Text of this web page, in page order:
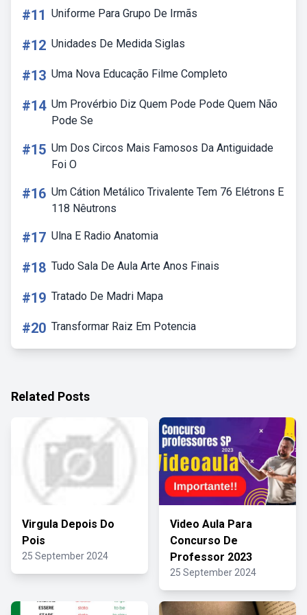
#11 Uniforme Para Grupo De Irmãs
#12 Unidades De Medida Siglas
#13 Uma Nova Educação Filme Completo
#14 Um Provérbio Diz Quem Pode Pode Quem Não
Pode Se
#15 Um Dos Circos Mais Famosos Da Antiguidade
Foi O
#16 Um Cátion Metálico Trivalente Tem 76 Elétrons E
118 Nêutrons
#17 Ulna E Radio Anatomia
#18 Tudo Sala De Aula Arte Anos Finais
#19 Tratado De Madri Mapa
#20 Transformar Raiz Em Potencia
Related Posts
Virgula Depois Do
Pois
25 September 2024
Video Aula Para
Concurso De
Professor 2023
25 September 2024